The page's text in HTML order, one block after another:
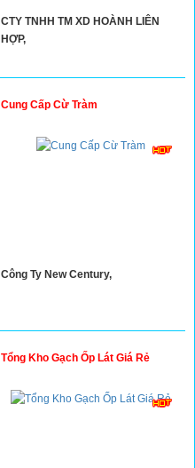
CTY TNHH TM XD HOÀNH LIÊN
HỢP,
Cung Cấp Cừ Tràm
Công Ty New Century,
Tổng Kho Gạch Ốp Lát Giá Rẻ